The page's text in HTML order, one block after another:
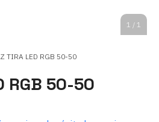
1 / 1
TIRA LED RGB 50-50
RGB 50-50